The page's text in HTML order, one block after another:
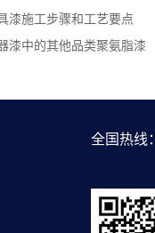
漆施工步骤和工艺要点
漆中的其他品类聚氨脂漆
全国热线